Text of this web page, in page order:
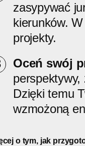
zasypywać
kierunków.
projekty.
Oceń swój
Dzięki temu
wzmożoną
o tym, jak